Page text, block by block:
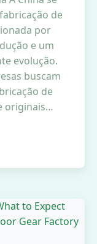
de
por
e um
evolução.
buscam
de
originais…